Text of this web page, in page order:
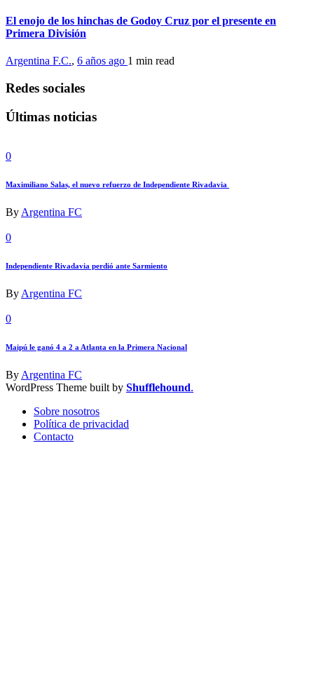
El enojo de los hinchas de Godoy Cruz por el presente en
Primera División
Argentina F.C., 6 años ago 1 min read
Redes sociales
Últimas noticias
0
Maximiliano Salas, el nuevo refuerzo de Independiente Rivadavia
By Argentina FC
0
Independiente Rivadavia perdió ante Sarmiento
By Argentina FC
0
Maipú le ganó 4 a 2 a Atlanta en la Primera Nacional
By Argentina FC
WordPress Theme built by Shufflehound.
Sobre nosotros
Política de privacidad
Contacto